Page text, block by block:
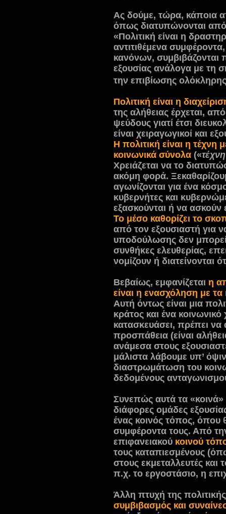
Ας δούμε, τώρα, κάποια
όπως διατυπώνονται από
«Πολιτική είναι η
αντιτιθέμενα
κανόνων, συμβιβάζονται
εξουσίας ανάλογα με τη
την επιβίωσης
Πολιτική είναι η
της αλήθειας έρχεται,
ψεύδους γιατί έτσι
είναι χειραγωγικοί και
Η πολιτική είναι η τέχνη
κοινωνικά σύνολα («
Χρειάζεται να το
ακόμη φορά.
αγωνίζονται για ένα
κυβερνήτες και
εξασκούνται ή να ασκούν
Το μέσο καθορίζει το
από τον εξουσιαστή για
υποδούλωσης δεν
συνθήκες ελευθερίας,
νομίζουν ή διατείνονται
Βεβαίως, εμφανίζεται η
είναι η ενασχόληση με τα
Αυτή όντως είναι μια
κράτος και ένα
κατασκευάσει, πρέπει να
προσπάθεια (είναι
ανάμεσα στους
μάλιστα λάβουμε υπ’
διαστρωμάτωση του
δεδομένους
Συνεπώς αυτά τα «κοινά»
διάφορες ομάδες
ένας κοινός τόπος, όπου
συμφέροντα τους. Από
επιφανειακού κοινού
τους καταπιεσμένους
στους εκμεταλλευτές
π.χ. το εργοστάσιο, η
Άλλη πτυχή της
συμβιβασμός και